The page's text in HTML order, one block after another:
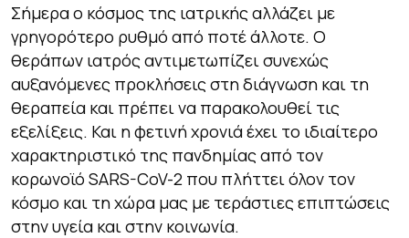
Σήμερα ο κόσμος της ιατρικής αλλάζει με
γρηγορότερο ρυθμό από ποτέ άλλοτε. Ο
θεράπων ιατρός αντιμετωπίζει συνεχώς
αυξανόμενες προκλήσεις στη διάγνωση και τη
θεραπεία και πρέπει να παρακολουθεί τις
εξελίξεις. Και η φετινή χρονιά έχει το ιδιαίτερο
χαρακτηριστικό της πανδημίας από τον
κορωνοϊό SARS-CoV-2 που πλήττει όλον τον
κόσμο και τη χώρα μας με τεράστιες επιπτώσεις
στην υγεία και στην κοινωνία.